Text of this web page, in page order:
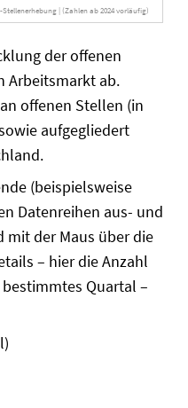
IAB-Stellenerhebung | (Zahlen ab 2024 vorläufig)
der offenen
Arbeitsmarkt ab.
offenen Stellen (in
aufgegliedert
(beispielsweise
Datenreihen aus- und
mit der Maus über die
– hier die Anzahl
Quartal –